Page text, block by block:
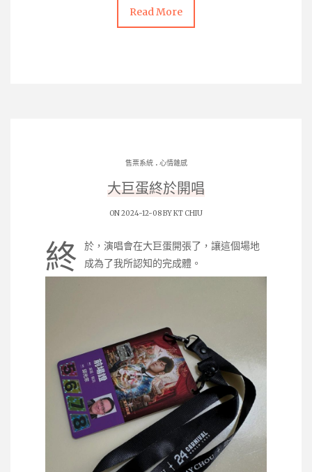
Read More
售票系統. 心情雜感
大巨蛋終於開唱
ON 2024-12-08 BYKT CHIU
終
於，演唱會在大巨蛋開張了，讓這個場地
成為了我所認知的完成體。